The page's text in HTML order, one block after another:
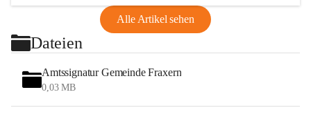
Alle Artikel sehen
Dateien
Amtssignatur Gemeinde Fraxern
0,03 MB